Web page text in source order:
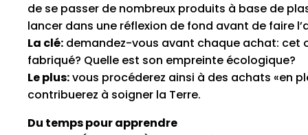
de se passer de nombreux produits à base de
lancer dans une réflexion de fond avant de faire
La clé: demandez-vous avant chaque achat:
fabriqué? Quelle est son empreinte écologique?
Le plus:vous procéderez ainsi à des achats «en
contribuerez à soigner la Terre.
Du temps pour apprendre